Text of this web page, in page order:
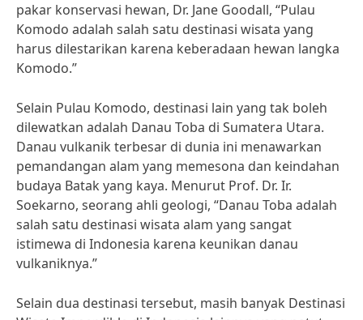
pakar konservasi hewan, Dr. Jane Goodall, “Pulau
Komodo adalah salah satu destinasi wisata yang
harus dilestarikan karena keberadaan hewan langka
Komodo.”
Selain Pulau Komodo, destinasi lain yang tak boleh
dilewatkan adalah Danau Toba di Sumatera Utara.
Danau vulkanik terbesar di dunia ini menawarkan
pemandangan alam yang memesona dan keindahan
budaya Batak yang kaya. Menurut Prof. Dr. Ir.
Soekarno, seorang ahli geologi, “Danau Toba adalah
salah satu destinasi wisata alam yang sangat
istimewa di Indonesia karena keunikan danau
vulkaniknya.”
Selain dua destinasi tersebut, masih banyak Destinasi